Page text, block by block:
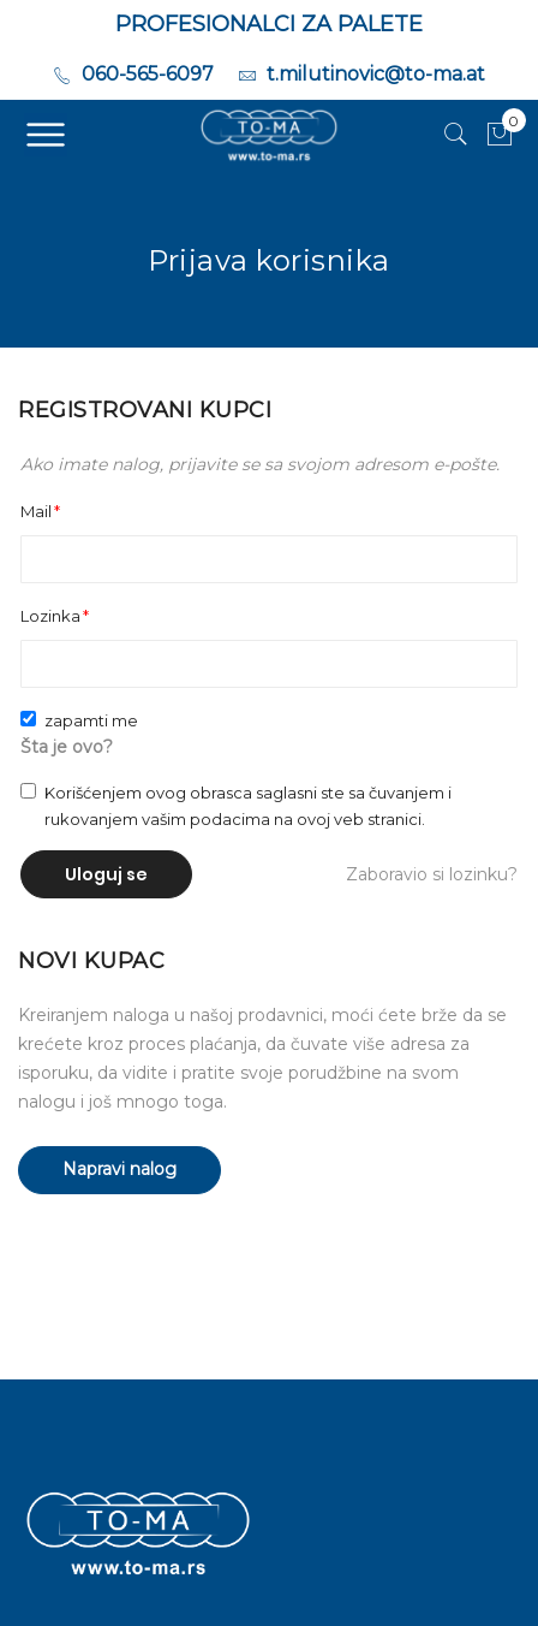
PROFESIONALCI ZA PALETE
060-565-6097 t.milutinovic@to-ma.at
0
Prijava korisnika
REGISTROVANI KUPCI
Ako imate nalog, prijavite se sa svojom adresom e-pošte.
Mail
Lozinka
zapamti me
Šta je ovo?
Korišćenjem ovog obrasca saglasni ste sa čuvanjem i
rukovanjem vašim podacima na ovoj veb stranici.
Uloguj se Zaboravio si lozinku?
NOVI KUPAC
Kreiranjem naloga u našoj prodavnici, moći ćete brže da se
krećete kroz proces plaćanja, da čuvate više adresa za
isporuku, da vidite i pratite svoje porudžbine na svom
nalogu i još mnogo toga.
Napravi nalog